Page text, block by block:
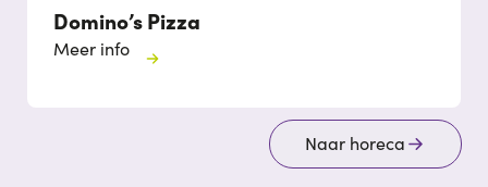
Domino’s Pizza
Meer info
Naar horeca